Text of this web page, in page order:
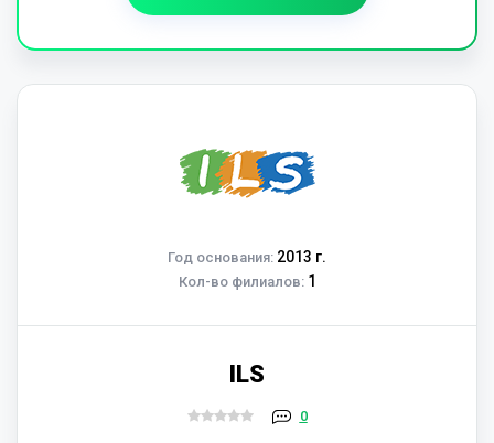
Год основания: 2013 г.
Кол-во филиалов:1
ILS
0